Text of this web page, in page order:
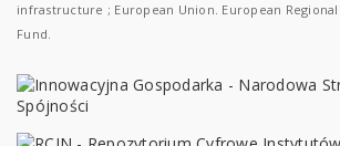
infrastructure ; European Union. European
Fund.